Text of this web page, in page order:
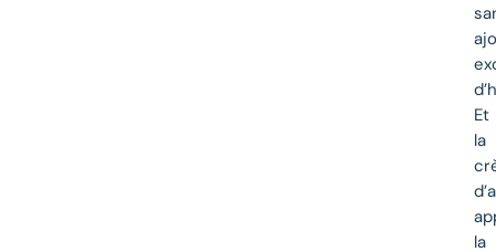
Et
la
la